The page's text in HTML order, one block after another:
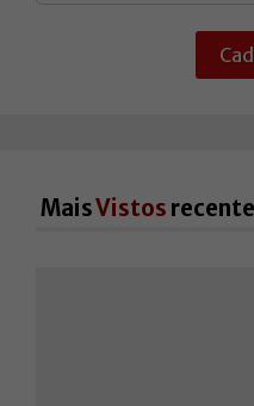
MaisVistos